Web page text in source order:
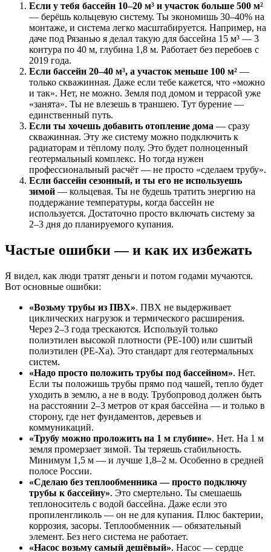
Если у тебя бассейн 10–20 м³ и участок больше 500 м²
— берёшь кольцевую систему. Ты экономишь 30–40% на
монтаже, и система легко масштабируется. Например, на
даче под Рязанью я делал такую для бассейна 15 м³ — 3
контура по 40 м, глубина 1,8 м. Работает без перебоев с
2019 года.
Если бассейн 20–40 м³, а участок меньше 100 м² —
только скважинная. Даже если тебе кажется, что «можно
и так». Нет, не можно. Земля под домом и террасой уже
«занята». Ты не влезешь в траншею. Тут бурение —
единственный путь.
Если ты хочешь добавить отопление дома — сразу
скважинная. Эту же систему можно подключить к
радиаторам и тёплому полу. Это будет полноценный
геотермальный комплекс. Но тогда нужен
профессиональный расчёт — не просто «сделаем трубу».
Если бассейн сезонный, и ты его не используешь
зимой — кольцевая. Ты не будешь тратить энергию на
поддержание температуры, когда бассейн не
используется. Достаточно просто включать систему за
2–3 дня до планируемого купания.
Частые ошибки — и как их избежать
Я видел, как люди тратят деньги и потом годами мучаются.
Вот основные ошибки:
«Возьму трубы из ПВХ». ПВХ не выдерживает
циклических нагрузок и термического расширения.
Через 2–3 года трескаются. Используй только
полиэтилен высокой плотности (PE-100) или сшитый
полиэтилен (PE-Xa). Это стандарт для геотермальных
систем.
«Надо просто положить трубы под бассейном». Нет.
Если ты положишь трубы прямо под чашей, тепло будет
уходить в землю, а не в воду. Трубопровод должен быть
на расстоянии 2–3 метров от края бассейна — и только в
сторону, где нет фундаментов, деревьев и
коммуникаций.
«Трубу можно проложить на 1 м глубине». Нет. На 1 м
земля промерзает зимой. Ты теряешь стабильность.
Минимум 1,5 м — и лучше 1,8–2 м. Особенно в средней
полосе России.
«Сделаю без теплообменника — просто подключу
трубы к бассейну». Это смертельно. Ты смешаешь
теплоноситель с водой бассейна. Даже если это
пропиленгликоль — он не для купания. Плюс бактерии,
коррозия, засоры. Теплообменник — обязательный
элемент. Без него система не работает.
«Насос возьму самый дешёвый». Насос — сердце